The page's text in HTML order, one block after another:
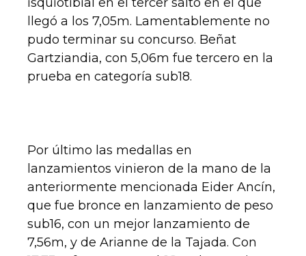
llegó a los 7,05m. Lamentablemente no
pudo terminar su concurso. Beñat
Gartziandia, con 5,06m fue tercero en la
prueba en categoría sub18.
Por último las medallas en
lanzamientos vinieron de la mano de la
anteriormente mencionada Eider Ancín,
que fue bronce en lanzamiento de peso
sub16, con un mejor lanzamiento de
7,56m, y de Arianne de la Tajada. Con